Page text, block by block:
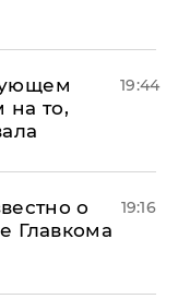
на то,
19:44
о
Главкома
19:16